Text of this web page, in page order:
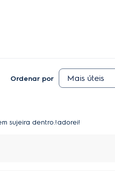
Ordenar por
sujeira dentro.!adorei!